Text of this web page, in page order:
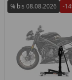
% bis 08.08.2026 -